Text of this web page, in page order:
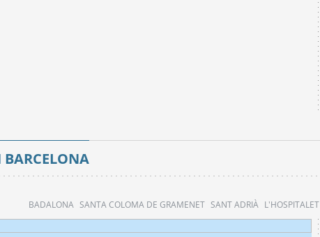
BARCELONA
BADALONA SANTA COLOMA DE GRAMENET SANT ADRIÀ L'HOSPITALET